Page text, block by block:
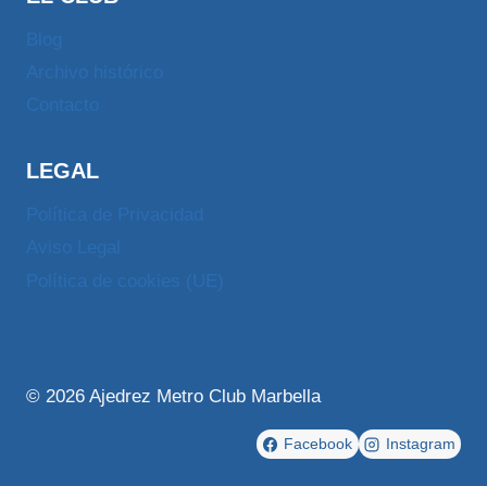
LEGAL
© 2026 Ajedrez Metro Club Marbella
Facebook Instagram